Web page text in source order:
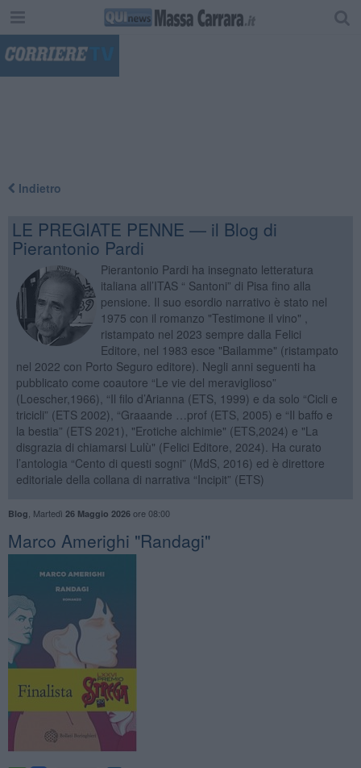
Indietro
LE PREGIATE PENNE — il Blog di
Pierantonio Pardi
Pierantonio Pardi ha insegnato letteratura
italiana all’ITAS “ Santoni” di Pisa fino alla
pensione. Il suo esordio narrativo è stato nel
1975 con il romanzo "Testimone il vino" ,
ristampato nel 2023 sempre dalla Felici
Editore, nel 1983 esce "Bailamme" (ristampato
nel 2022 con Porto Seguro editore). Negli anni seguenti ha
pubblicato come coautore “Le vie del meraviglioso”
(Loescher,1966), “Il filo d’Arianna (ETS, 1999) e da solo “Cicli e
tricicli” (ETS 2002), “Graaande …prof (ETS, 2005) e “Il baffo e
la bestia” (ETS 2021), "Erotiche alchimie" (ETS,2024) e "La
disgrazia di chiamarsi Lulù" (Felici Editore, 2024). Ha curato
l’antologia “Cento di questi sogni” (MdS, 2016) ed è direttore
editoriale della collana di narrativa “Incipit” (ETS)
Blog Martedì 26 Maggio 2026ore 08:00
​Marco Amerighi "Randagi"